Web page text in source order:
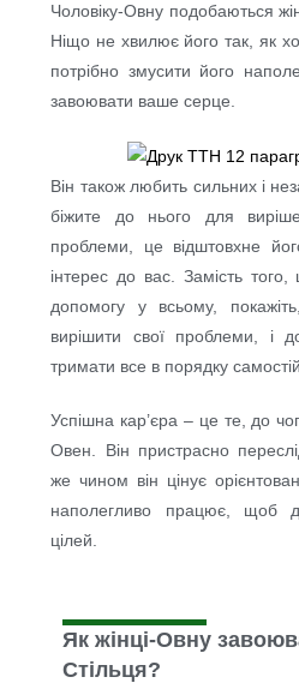
Чоловіку-Овну подобаються
Ніщо не хвилює його так, як
потрібно змусити його
завоювати ваше серце.
Він також любить сильних і
біжите до нього для
проблеми, це відштовхне
інтерес до вас. Замість
допомогу у всьому,
вирішити свої проблеми, і
тримати все в порядку
Успішна кар’єра – це те, до
Овен. Він пристрасно
же чином він цінує
наполегливо працює, щоб
цілей.
Як жінці-Овну
Стільця?